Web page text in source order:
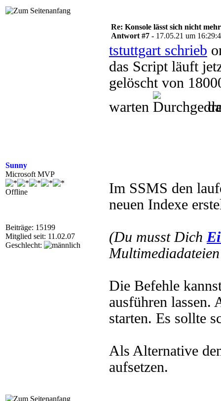
Sunny
Microsoft MVP
Offline
Beiträge: 15199
Mitglied seit: 11.02.07
Geschlecht:
Re: Konsole lässt sich nicht
Antwort #7 - 17.05.21 um
tstuttgart schrieb
das Script läuft
gelöscht von
warten
Im SSMS den
neuen Indexe
(Du musst Dich
Die Befehle
ausführen lassen.
starten. Es sollte
Als Alternative
aufsetzen.